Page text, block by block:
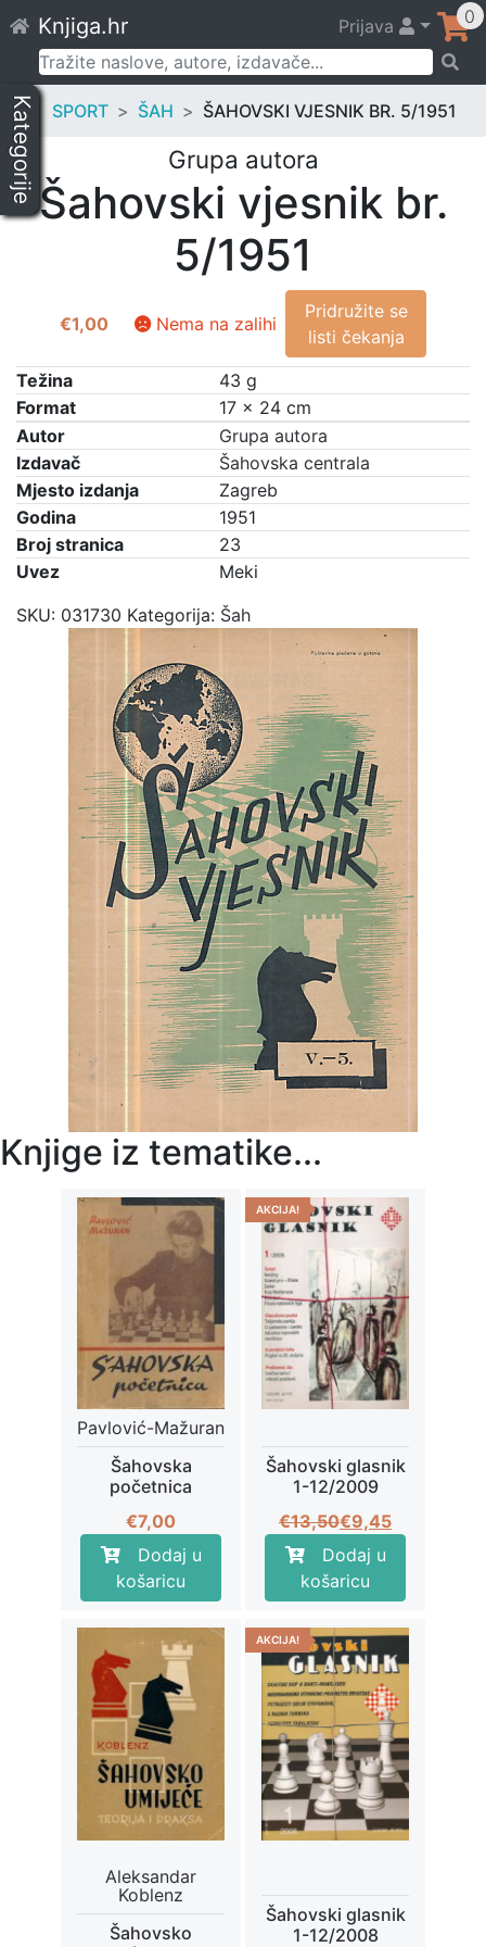
to
content
Knjiga.hr Prijava 0
Pretraži:
Kategorije SPORT ŠAH ŠAHOVSKI VJESNIK BR. 5/1951
Grupa autora
Šahovski vjesnik br.
5/1951
€1,00 Nema na zalihi
Pridružite se
listi čekanja
Težina
43 g
Format
17 × 24 cm
Autor
Grupa autora
Izdavač
Šahovska centrala
Mjesto izdanja
Zagreb
Godina
1951
Broj stranica
23
Uvez
Meki
SKU: 031730 Kategorija: Šah
Knjige iz tematike...
Pavlović-Mažuran
Šahovska
početnica
€7,00
Dodaj u
košaricu
AKCIJA!
Šahovski glasnik
1-12/2009
€13,50Izvorna
cijena
bila
je:
€13,50.
€9,45
Trenutna
cijena
je:
€9,45.
Dodaj u
košaricu
Aleksandar
Koblenz
Šahovsko
AKCIJA!
Šahovski glasnik
1-12/2008